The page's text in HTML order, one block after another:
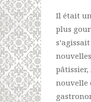
Il était
plus
pâtissier,
nouvelle